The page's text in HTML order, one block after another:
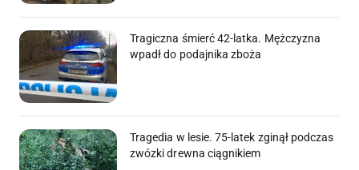
Tragiczna śmierć 42-latka. Mężczyzna
wpadł do podajnika zboża
Tragedia w lesie. 75-latek zginął podczas
zwózki drewna ciągnikiem